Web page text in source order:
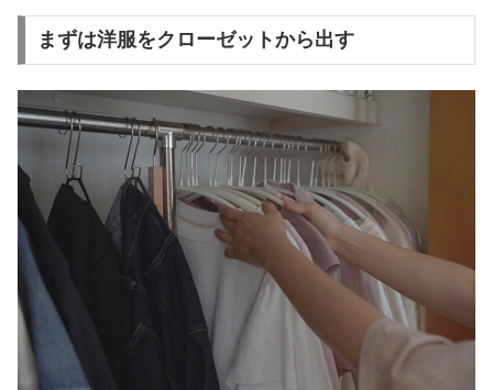
まずは洋服をクローゼットから出す